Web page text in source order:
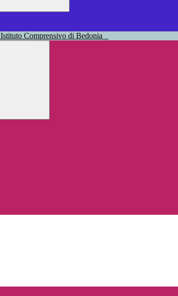
Istituto Comprensivo di Bedonia